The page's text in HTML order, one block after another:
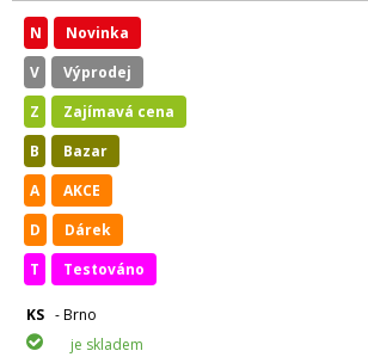
N
Novinka
V
Výprodej
Z
Zajímavá cena
B
Bazar
A
AKCE
D
Dárek
T
Testováno
KS - Brno
je skladem